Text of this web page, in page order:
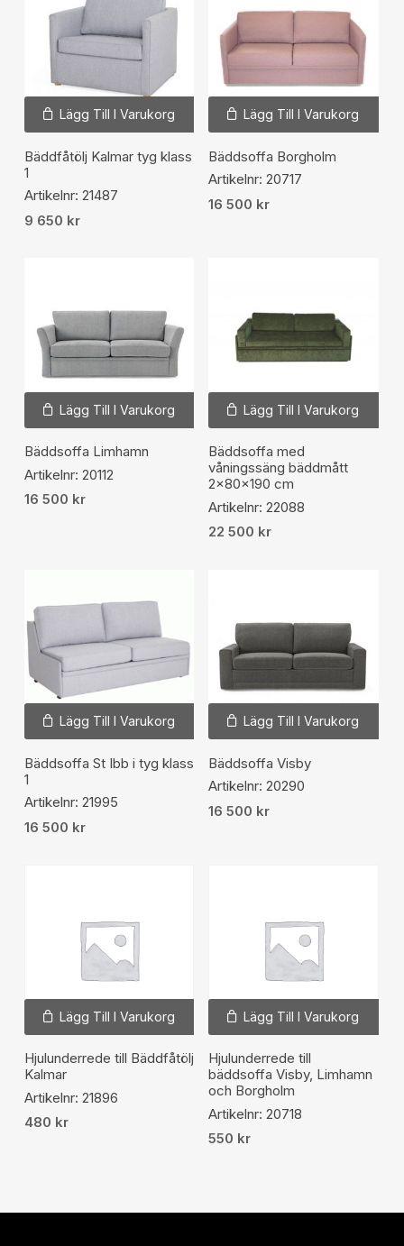
Lägg Till I Varukorg
Bäddfåtölj Kalmar tyg klass
1
Artikelnr: 21487
9 650 kr
Lägg Till I Varukorg
Bäddsoffa Borgholm
Artikelnr: 20717
16 500 kr
Lägg Till I Varukorg
Bäddsoffa Limhamn
Artikelnr: 20112
16 500 kr
Lägg Till I Varukorg
Bäddsoffa med
våningssäng bäddmått
2x80x190 cm
Artikelnr: 22088
22 500 kr
Lägg Till I Varukorg
Bäddsoffa St Ibb i tyg klass
1
Artikelnr: 21995
16 500 kr
Lägg Till I Varukorg
Bäddsoffa Visby
Artikelnr: 20290
16 500 kr
Lägg Till I Varukorg
Hjulunderrede till Bäddfåtölj
Kalmar
Artikelnr: 21896
480 kr
Lägg Till I Varukorg
Hjulunderrede till
bäddsoffa Visby, Limhamn
och Borgholm
Artikelnr: 20718
550 kr